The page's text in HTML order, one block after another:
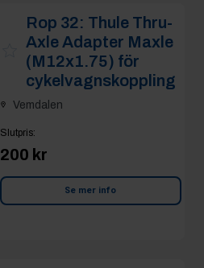
Rop 32: Thule Thru-
Axle Adapter Maxle
(M12x1.75) för
cykelvagnskoppling
Vemdalen
Slutpris:
200 kr
Se mer info